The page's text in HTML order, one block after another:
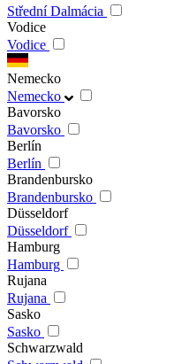
Střední Dalmácia
Vodice
Vodice
Nemecko
Nemecko
Bavorsko
Bavorsko
Berlín
Berlín
Brandenbursko
Brandenbursko
Düsseldorf
Düsseldorf
Hamburg
Hamburg
Rujana
Rujana
Sasko
Sasko
Schwarzwald